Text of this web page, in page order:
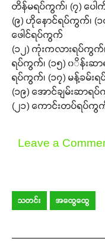
တိန်မရပ်ကွက်၊ (၇) ပေ
(၉) ဟိုနောင်ရပ်ကွက်၊ (
ဖေါင်ရပ်ကွက်
(၁၂) ကုံးကလားရပ်ကွက်၊
ရပ်ကွက်၊ (၁၅) ၀ိန်းဆာ
ရပ်ကွက်၊ (၁၇) မန့်ခမ်း
(၁၉) အောင်ချမ်းဆာရ
(၂၁) ကောင်းတပ်ရပ်
Leave a
သတင်း အထွေထွေ